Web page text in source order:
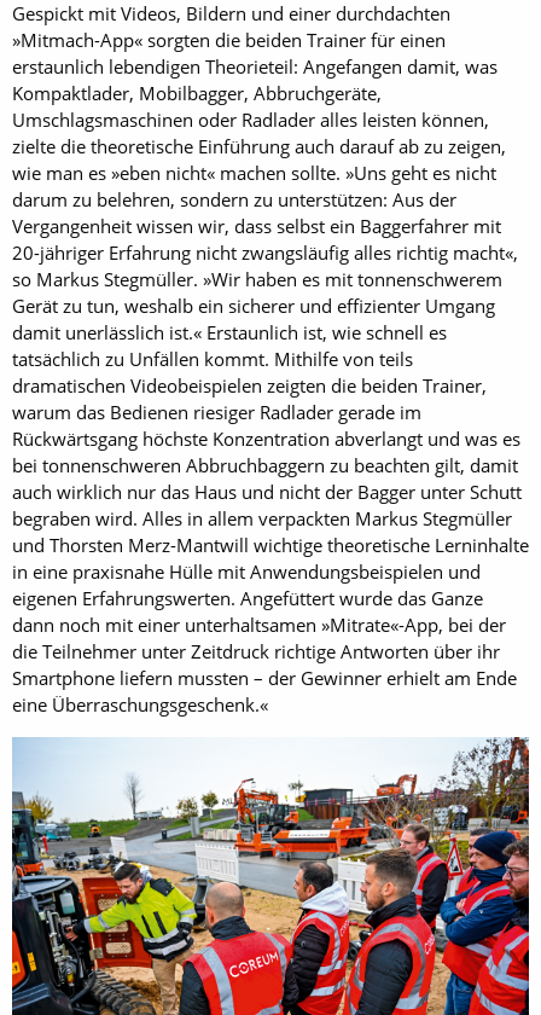
Gespickt mit Videos, Bildern und einer durchdachten
»Mitmach-App« sorgten die beiden Trainer für einen
erstaunlich lebendigen Theorieteil: Angefangen damit, was
Kompaktlader, Mobilbagger, Abbruchgeräte,
Umschlagsmaschinen oder Radlader alles leisten können,
zielte die theoretische Einführung auch darauf ab zu zeigen,
wie man es »eben nicht« machen sollte. »Uns geht es nicht
darum zu belehren, sondern zu unterstützen: Aus der
Vergangenheit wissen wir, dass selbst ein Baggerfahrer mit
20-jähriger Erfahrung nicht zwangsläufig alles richtig macht«,
so Markus Stegmüller. »Wir haben es mit tonnenschwerem
Gerät zu tun, weshalb ein sicherer und effizienter Umgang
damit unerlässlich ist.« Erstaunlich ist, wie schnell es
tatsächlich zu Unfällen kommt. Mithilfe von teils
dramatischen Videobeispielen zeigten die beiden Trainer,
warum das Bedienen riesiger Radlader gerade im
Rückwärtsgang höchste Konzentration abverlangt und was es
bei tonnenschweren Abbruchbaggern zu beachten gilt, damit
auch wirklich nur das Haus und nicht der Bagger unter Schutt
begraben wird. Alles in allem verpackten Markus Stegmüller
und Thorsten Merz-Mantwill wichtige theoretische Lerninhalte
in eine praxisnahe Hülle mit Anwendungsbeispielen und
eigenen Erfahrungswerten. Angefüttert wurde das Ganze
dann noch mit einer unterhaltsamen »Mitrate«-App, bei der
die Teilnehmer unter Zeitdruck richtige Antworten über ihr
Smartphone liefern mussten – der Gewinner erhielt am Ende
eine Überraschungsgeschenk.«